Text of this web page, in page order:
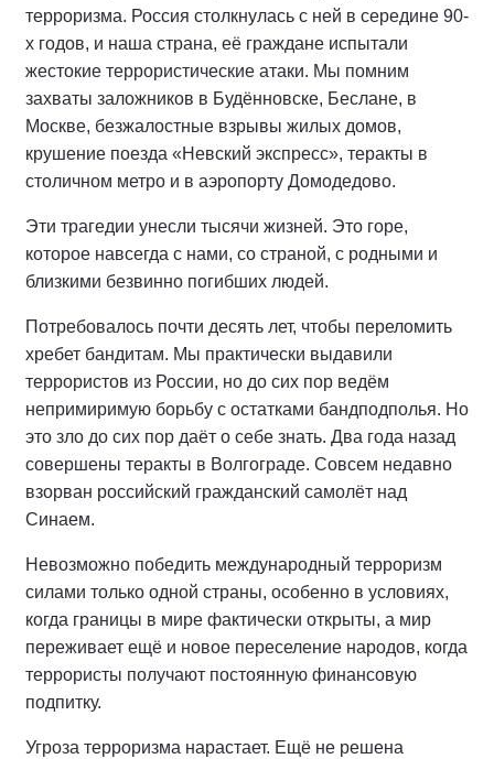
терроризма. Россия столкнулась с ней в середине 90-
х годов, и наша страна, её граждане испытали
жестокие террористические атаки. Мы помним
захваты заложников в Будённовске, Беслане, в
Москве, безжалостные взрывы жилых домов,
крушение поезда «Невский экспресс», теракты в
столичном метро и в аэропорту Домодедово.
Эти трагедии унесли тысячи жизней. Это горе,
которое навсегда с нами, со страной, с родными и
близкими безвинно погибших людей.
Потребовалось почти десять лет, чтобы переломить
хребет бандитам. Мы практически выдавили
террористов из России, но до сих пор ведём
непримиримую борьбу с остатками бандподполья. Но
это зло до сих пор даёт о себе знать. Два года назад
совершены теракты в Волгограде. Совсем недавно
взорван российский гражданский самолёт над
Синаем.
Невозможно победить международный терроризм
силами только одной страны, особенно в условиях,
когда границы в мире фактически открыты, а мир
переживает ещё и новое переселение народов, когда
террористы получают постоянную финансовую
подпитку.
Угроза терроризма нарастает. Ещё не решена